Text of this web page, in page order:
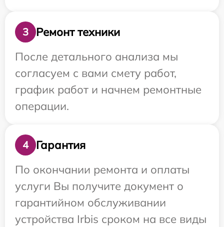
3
Ремонт техники
После детального анализа мы
согласуем с вами смету работ,
график работ и начнем ремонтные
операции.
4
Гарантия
По окончании ремонта и оплаты
услуги Вы получите документ о
гарантийном обслуживании
устройства Irbis сроком на все виды